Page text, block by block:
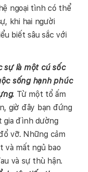
ngoại tình có thể
khi hai người
biết sâu sắc với
sự là một cú sốc
sống hạnh phúc
Từ một tổ ấm
giờ đây bạn đứng
đình dường
vỡ. Những cảm
và mất ngủ bao
và sự thù hận.